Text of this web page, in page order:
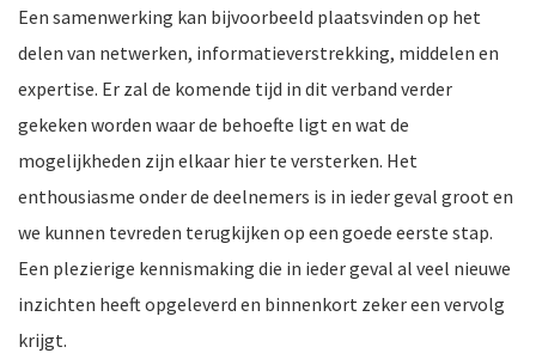
Een samenwerking kan bijvoorbeeld plaatsvinden op het
delen van netwerken, informatieverstrekking, middelen en
expertise. Er zal de komende tijd in dit verband verder
gekeken worden waar de behoefte ligt en wat de
mogelijkheden zijn elkaar hier te versterken. Het
enthousiasme onder de deelnemers is in ieder geval groot en
we kunnen tevreden terugkijken op een goede eerste stap.
Een plezierige kennismaking die in ieder geval al veel nieuwe
inzichten heeft opgeleverd en binnenkort zeker een vervolg
krijgt.